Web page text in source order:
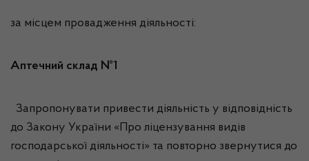
за місцем провадження діяльності:
Аптечний склад №1
Запропонувати привести діяльність у відповідність
до Закону України «Про ліцензування видів
господарської діяльності» та повторно звернутися до